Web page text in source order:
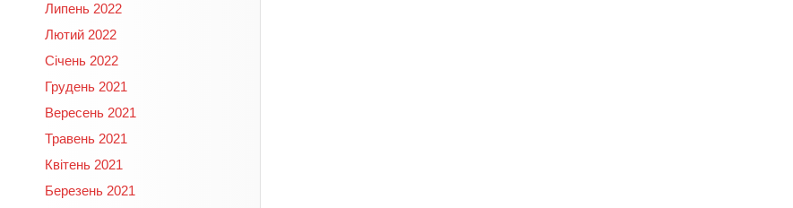
Липень 2022
Лютий 2022
Січень 2022
Грудень 2021
Вересень 2021
Травень 2021
Квітень 2021
Березень 2021